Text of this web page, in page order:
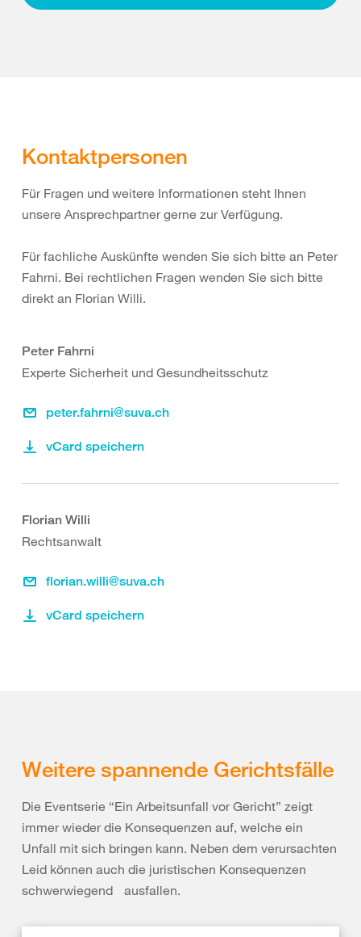
Kontaktpersonen
Für Fragen und weitere Informationen steht Ihnen
unsere Ansprechpartner gerne zur Verfügung.
Für fachliche Auskünfte wenden Sie sich bitte an Peter
Fahrni. Bei rechtlichen Fragen wenden Sie sich bitte
direkt an Florian Willi.
Peter Fahrni
Experte Sicherheit und Gesundheitsschutz
peter.fahrni@suva.ch
vCard speichern
Florian Willi
Rechtsanwalt
florian.willi@suva.ch
vCard speichern
Weitere spannende Gerichtsfälle
Die Eventserie “Ein Arbeitsunfall vor Gericht” zeigt
immer wieder die Konsequenzen auf, welche ein
Unfall mit sich bringen kann. Neben dem verursachten
Leid können auch die juristischen Konsequenzen
schwerwiegend ausfallen.